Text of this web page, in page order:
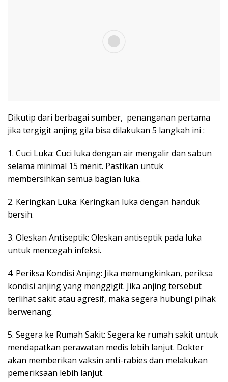
Dikutip dari berbagai sumber, penanganan pertama
jika tergigit anjing gila bisa dilakukan 5 langkah ini :
1. Cuci Luka: Cuci luka dengan air mengalir dan sabun
selama minimal 15 menit. Pastikan untuk
membersihkan semua bagian luka.
2. Keringkan Luka: Keringkan luka dengan handuk
bersih.
3. Oleskan Antiseptik: Oleskan antiseptik pada luka
untuk mencegah infeksi.
4. Periksa Kondisi Anjing: Jika memungkinkan, periksa
kondisi anjing yang menggigit. Jika anjing tersebut
terlihat sakit atau agresif, maka segera hubungi pihak
berwenang.
5. Segera ke Rumah Sakit: Segera ke rumah sakit untuk
mendapatkan perawatan medis lebih lanjut. Dokter
akan memberikan vaksin anti-rabies dan melakukan
pemeriksaan lebih lanjut.